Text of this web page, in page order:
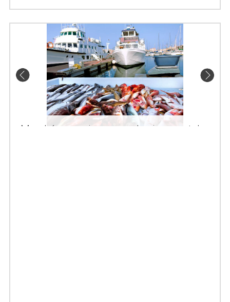
Marché aux poissons sur le vieux port de